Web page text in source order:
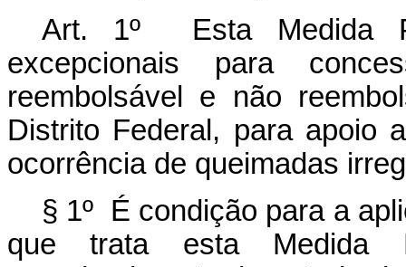
Art. 1º Esta Medida
excepcionais para
reembolsável e não
Distrito Federal, para apoio
ocorrência de queimadas
§ 1º É condição para a
que trata esta Medida